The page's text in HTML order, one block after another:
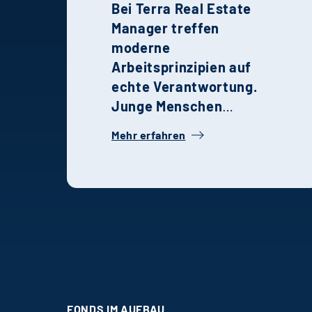
Bei Terra Real Estate
Manager treffen
moderne
Arbeitsprinzipien auf
echte Verantwortung.
Junge Menschen
treffen Entscheidungen
als sie es anderswo
Mehr erfahren
FONDS IM AUFBAU